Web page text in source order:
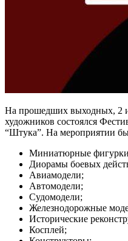
На прошедших выходных, 2
художников состоялся
“Штука”. На мероприятии
Миниатюрные
Диорамы боевых
Авиамодели;
Автомодели;
Судомодели;
Железнодорожные
Исторические
Косплей;